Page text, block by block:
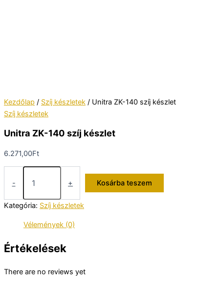
Kezdőlap / Szíj készletek / Unitra ZK-140 szíj készlet
Szíj készletek
Unitra ZK-140 szíj készlet
6.271,00Ft
-
szíj
készlet
mennyiség
+ Kosárba teszem
Kategória: Szíj készletek
Vélemények (0)
Értékelések
There are no reviews yet